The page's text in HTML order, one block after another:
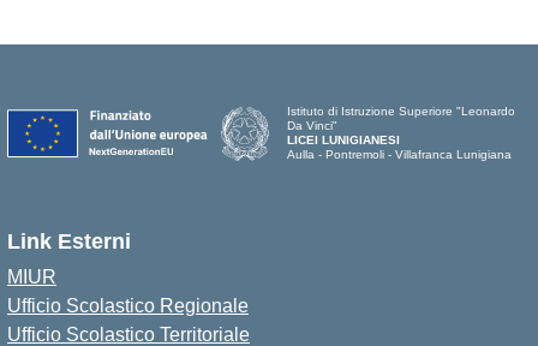
Istituto di Istruzione Superiore "Leonardo
Da Vinci"
LICEI LUNIGIANESI
Aulla - Pontremoli - Villafranca Lunigiana
Link Esterni
MIUR
Ufficio Scolastico Regionale
Ufficio Scolastico Territoriale